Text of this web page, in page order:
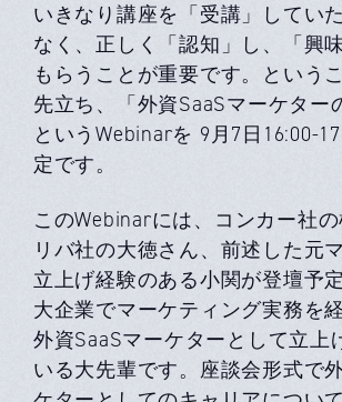
いきなり講座を「受講」してい
なく、正しく「認知」し、「興
もらうことが重要です。という
先⽴ち、「外資SaaSマーケター
というWebinarを 9⽉7⽇16:00-
定です。
このWebinarには、コンカー社
リバ社の⼤徳さん、前述した元
⽴上げ経験のある⼩関が登壇予
⼤企業でマーケティング実務を
外資SaaSマーケターとして⽴上
いる⼤先輩です。座談会形式で